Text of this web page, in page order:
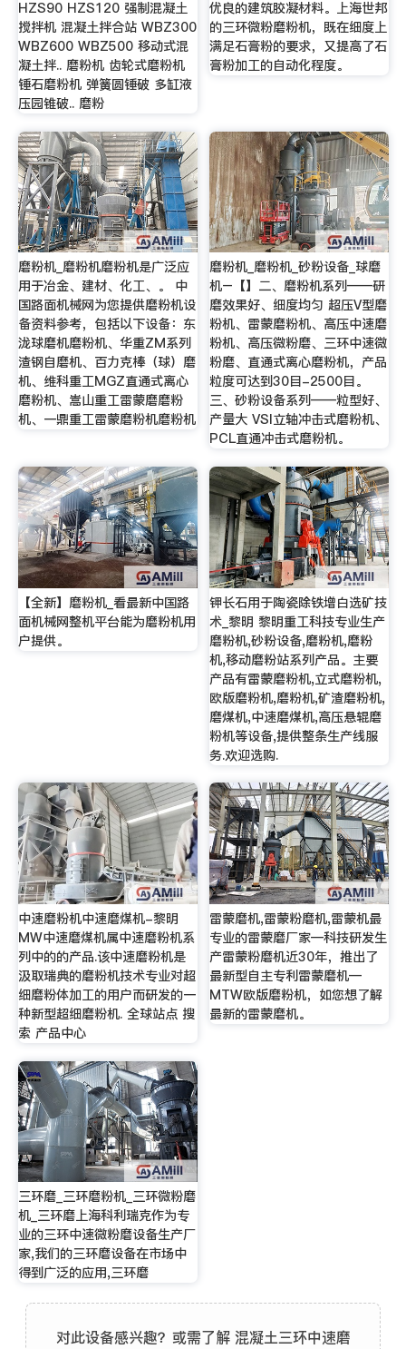
HZS90 HZS120 强制混凝土
搅拌机 混凝土拌合站 WBZ300
WBZ600 WBZ500 移动式混
凝土拌.. 磨粉机 齿轮式磨粉机
锤石磨粉机 弹簧圆锤破 多缸液
压园锥破.. 磨粉
优良的建筑胶凝材料。上海世邦
的三环微粉磨粉机，既在细度上
满足石膏粉的要求，又提高了石
膏粉加工的自动化程度。
磨粉机_磨粉机磨粉机是广泛应
用于冶金、建材、化工、。 中
国路面机械网为您提供磨粉机设
备资料参考，包括以下设备：东
泷球磨机磨粉机、华重ZM系列
渣钢自磨机、百力克棒（球）磨
机、维科重工MGZ直通式离心
磨粉机、嵩山重工雷蒙磨磨粉
机、一鼎重工雷蒙磨粉机磨粉机
磨粉机_磨粉机_砂粉设备_球磨
机–【】二、磨粉机系列——研
磨效果好、细度均匀 超压V型磨
粉机、雷蒙磨粉机、高压中速磨
粉机、高压微粉磨、三环中速微
粉磨、直通式离心磨粉机，产品
粒度可达到30目-2500目。
三、砂粉设备系列——粒型好、
产量大 VSI立轴冲击式磨粉机、
PCL直通冲击式磨粉机。
【全新】磨粉机_看最新中国路
面机械网整机平台能为磨粉机用
户提供。
钾长石用于陶瓷除铁增白选矿技
术_黎明 黎明重工科技专业生产
磨粉机,砂粉设备,磨粉机,磨粉
机,移动磨粉站系列产品。主要
产品有雷蒙磨粉机,立式磨粉机,
欧版磨粉机,磨粉机,矿渣磨粉机,
磨煤机,中速磨煤机,高压悬辊磨
粉机等设备,提供整条生产线服
务.欢迎选购.
中速磨粉机中速磨煤机-黎明
MW中速磨煤机属中速磨粉机系
列中的的产品.该中速磨粉机是
汲取瑞典的磨粉机技术专业对超
细磨粉体加工的用户而研发的一
种新型超细磨粉机. 全球站点 搜
索 产品中心
雷蒙磨机,雷蒙粉磨机,雷蒙机最
专业的雷蒙磨厂家—科技研发生
产雷蒙粉磨机近30年，推出了
最新型自主专利雷蒙磨机—
MTW欧版磨粉机，如您想了解
最新的雷蒙磨机。
三环磨_三环磨粉机_三环微粉磨
机_三环磨上海科利瑞克作为专
业的三环中速微粉磨设备生产厂
家,我们的三环磨设备在市场中
得到广泛的应用,三环磨
对此设备感兴趣？或需了解 混凝土三环中速磨